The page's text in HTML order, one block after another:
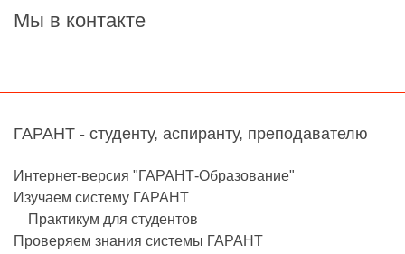
Мы в контакте
ГАРАНТ - студенту, аспиранту, преподавателю
Интернет-версия "ГАРАНТ-Образование"
Изучаем систему ГАРАНТ
Практикум для студентов
Проверяем знания системы ГАРАНТ